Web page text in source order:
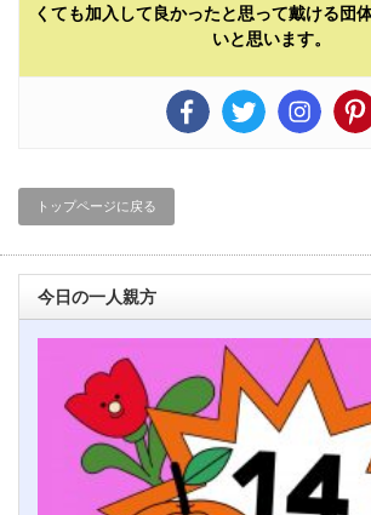
くても加入して良かったと思って戴ける団
いと思います。
トップページに戻る
今日の一人親方